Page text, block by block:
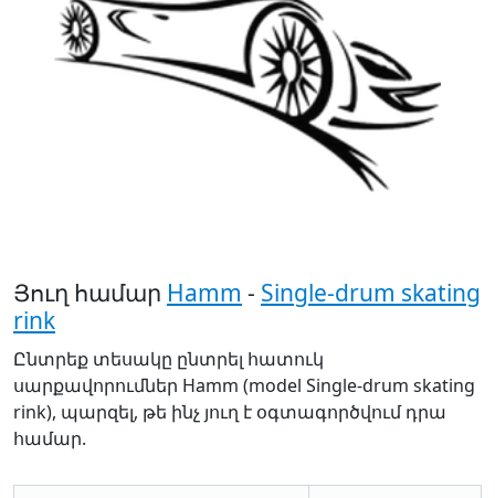
Յուղ համար Hamm - Single-drum skating
rink
Ընտրեք տեսակը ընտրել հատուկ
սարքավորումներ Hamm (model Single-drum skating
rink), պարզել, թե ինչ յուղ է օգտագործվում դրա
համար.